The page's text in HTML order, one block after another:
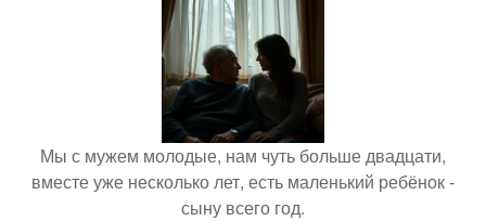
Мы с мужем молодые, нам чуть больше двадцати,
вместе уже несколько лет, есть маленький ребёнок -
сыну всего год.